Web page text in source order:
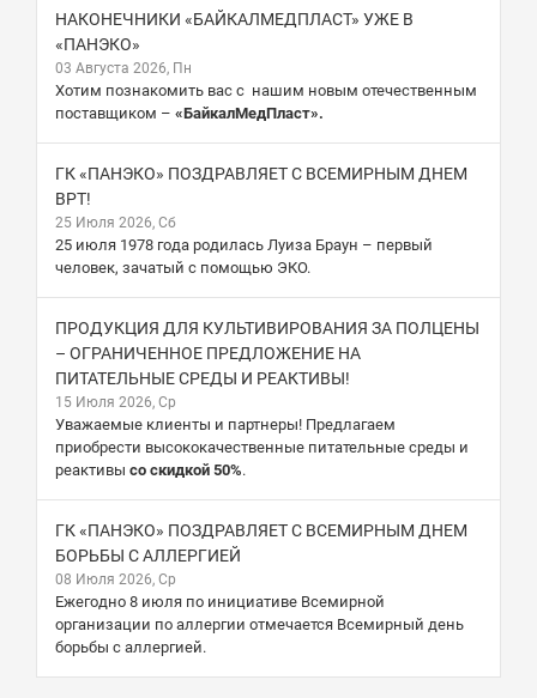
НАКОНЕЧНИКИ «БАЙКАЛМЕДПЛАСТ» УЖЕ В
«ПАНЭКО»
03 Августа 2026, Пн
Хотим познакомить вас с нашим новым отечественным
поставщиком – «БайкалМедПласт».
ГК «ПАНЭКО» ПОЗДРАВЛЯЕТ С ВСЕМИРНЫМ ДНЕМ
ВРТ!
25 Июля 2026, Сб
25 июля 1978 года родилась Луиза Браун – первый
человек, зачатый с помощью ЭКО.
ПРОДУКЦИЯ ДЛЯ КУЛЬТИВИРОВАНИЯ ЗА ПОЛЦЕНЫ
– ОГРАНИЧЕННОЕ ПРЕДЛОЖЕНИЕ НА
ПИТАТЕЛЬНЫЕ СРЕДЫ И РЕАКТИВЫ!
15 Июля 2026, Ср
Уважаемые клиенты и партнеры! Предлагаем
приобрести высококачественные питательные среды и
реактивы со скидкой 50%.
ГК «ПАНЭКО» ПОЗДРАВЛЯЕТ С ВСЕМИРНЫМ ДНЕМ
БОРЬБЫ С АЛЛЕРГИЕЙ
08 Июля 2026, Ср
Ежегодно 8 июля по инициативе Всемирной
организации по аллергии отмечается Всемирный день
борьбы с аллергией.